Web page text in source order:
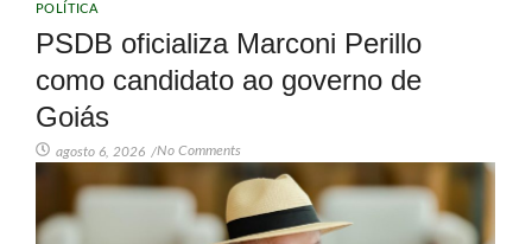
POLÍTICA
PSDB oficializa Marconi Perillo
como candidato ao governo de
Goiás
agosto 6, 2026 /No Comments